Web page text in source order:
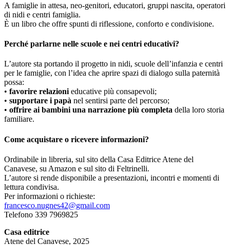
A famiglie in attesa, neo-genitori, educatori, gruppi nascita, operatori
di nidi e centri famiglia.
È un libro che offre spunti di riflessione, conforto e condivisione.
Perché parlarne nelle scuole e nei centri educativi?
L’autore sta portando il progetto in nidi, scuole dell’infanzia e centri
per le famiglie, con l’idea che aprire spazi di dialogo sulla paternità
possa:
• favorire relazioni educative più consapevoli;
• supportare i papà nel sentirsi parte del percorso;
• offrire ai bambini una narrazione più completa della loro storia
familiare.
Come acquistare o ricevere informazioni?
Ordinabile in libreria, sul sito della Casa Editrice Atene del
Canavese, su Amazon e sul sito di Feltrinelli.
L’autore si rende disponibile a presentazioni, incontri e momenti di
lettura condivisa.
Per informazioni o richieste:
francesco.nugnes42@gmail.com
Telefono 339 7969825
Casa editrice
Atene del Canavese, 2025